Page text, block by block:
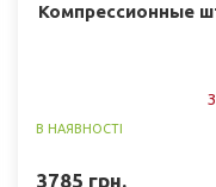
Компрессионные
В НАЯВНОСТІ
3785 грн.